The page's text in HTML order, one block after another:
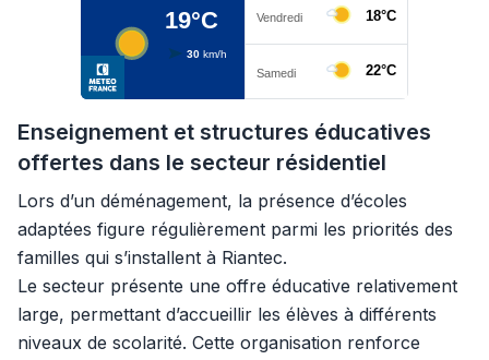
Enseignement et structures éducatives
offertes dans le secteur résidentiel
Lors d’un déménagement, la présence d’écoles
adaptées figure régulièrement parmi les priorités des
familles qui s’installent à Riantec.
Le secteur présente une offre éducative relativement
large, permettant d’accueillir les élèves à différents
niveaux de scolarité. Cette organisation renforce